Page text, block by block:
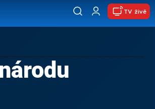
TV živě